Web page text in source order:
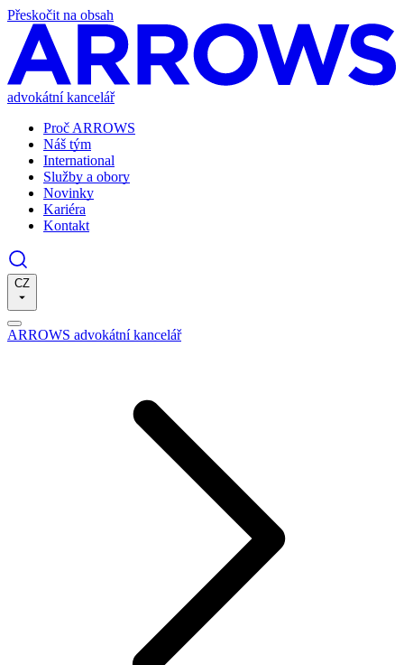
Přeskočit na obsah
advokátní kancelář
Proč ARROWS
Náš tým
International
Služby a obory
Novinky
Kariéra
Kontakt
CZ
ARROWS advokátní kancelář